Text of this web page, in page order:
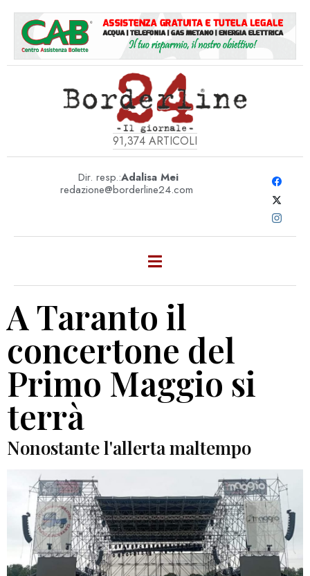
91,374 ARTICOLI
Dir. resp.:Adalisa Mei
redazione@borderline24.com
A Taranto il
concertone del
Primo Maggio si
terrà
Nonostante l'allerta maltempo